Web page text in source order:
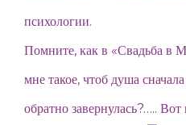
психологии.
Помните, как в «Свадьба в
мне такое, чтоб душа
обратно завернулась?…..